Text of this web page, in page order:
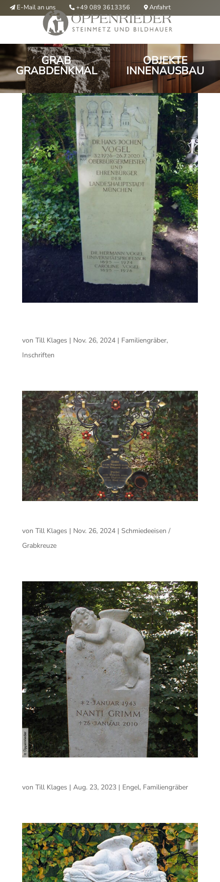
 E-Mail an uns  +49 089 3613356  Anfahrt
GRAB
GRABDENKMAL
OBJEKTE
INNENAUSBAU
von Till Klages | Nov. 26, 2024| Familiengräber,
Inschriften
von Till Klages | Nov. 26, 2024| Schmiedeeisen /
Grabkreuze
von Till Klages | Aug. 23, 2023| Engel, Familiengräber